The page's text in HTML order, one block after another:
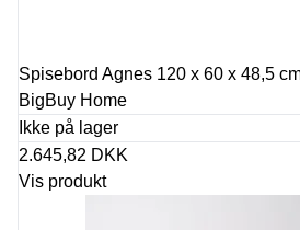
Spisebord Agnes 120 x 60 x 48,5
BigBuy Home
Ikke på lager
2.645,82 DKK
Vis produkt